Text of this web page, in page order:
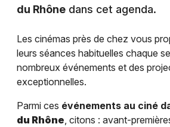
du Rhône dans cet agenda.
Les cinémas près de chez vous
leurs séances habituelles chaque
nombreux événements et des
exceptionnelles.
Parmi ces événements au ciné
du Rhône , citons : avant-